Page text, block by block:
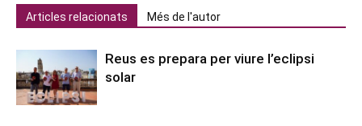
Articles relacionats Més de l'autor
Reus es prepara per viure l’eclipsi
solar